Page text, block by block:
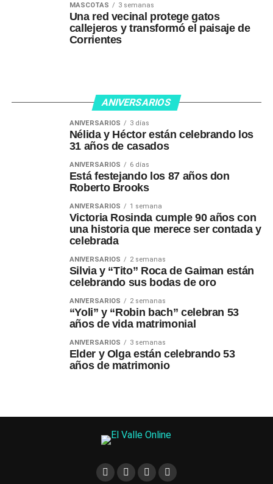
MASCOTAS 3 semanas
Una red vecinal protege gatos
callejeros y transformó el paisaje de
Corrientes
ANIVERSARIOS
ANIVERSARIOS 3 días
Nélida y Héctor están celebrando los
31 años de casados
ANIVERSARIOS 6 días
Está festejando los 87 años don
Roberto Brooks
ANIVERSARIOS 1 semana
Victoria Rosinda cumple 90 años con
una historia que merece ser contada y
celebrada
ANIVERSARIOS 2 semanas
Silvia y “Tito” Roca de Gaiman están
celebrando sus bodas de oro
ANIVERSARIOS 2 semanas
“Yoli” y “Robin bach” celebran 53
años de vida matrimonial
ANIVERSARIOS 3 semanas
Elder y Olga están celebrando 53
años de matrimonio